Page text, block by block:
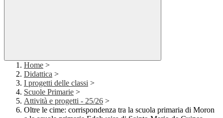
Home >
Didattica >
I progetti delle classi >
Scuole Primarie >
Attività e progetti - 25/26 >
Oltre le cime: corrispondenza tra la scuola primaria di Moron